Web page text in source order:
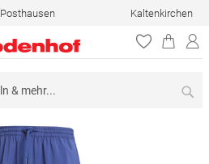
Posthausen Kaltenkirchen